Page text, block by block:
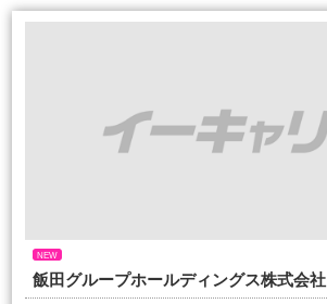
NEW
飯田グループホールディングス株式会社